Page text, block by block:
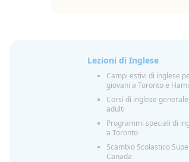
Lezioni di Inglese
Campi estivi di inglese
giovani a Toronto e
Corsi di inglese
adulti
Programmi speciali di
a Toronto
Scambio Scolastico
Canada